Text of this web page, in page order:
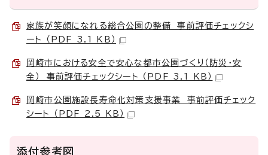
家族が笑顔になれる総合公園の整備 事前評価チェックシ
ート （PDF 3.1 KB）
岡崎市における安全で安心な都市公園づくり（防災・安
全） 事前評価チェックシート （PDF 3.1 KB）
岡崎市公園施設長寿命化対策支援事業 事前評価チェック
シート （PDF 2.5 KB）
添付参考図